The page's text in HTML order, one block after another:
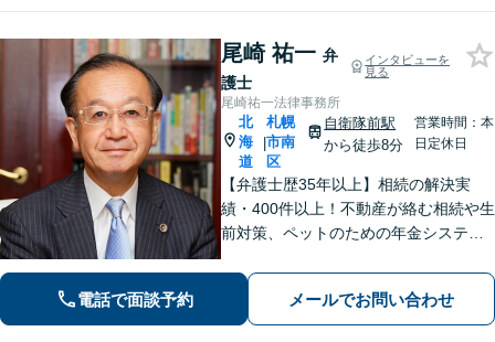
談対応】
尾崎 祐一 弁
護士
インタビューを
見る
尾崎祐一法律事務所
北
海
道
|
札幌
市南
区
自衛隊前駅
から徒歩8分
営業時間：本
日定休日
【弁護士歴35年以上】相続の解決実
績・400件以上！不動産が絡む相続や生
前対策、ペットのための年金システム
金・刑事事件・不動産トラブルなど幅
広く対応。依頼者の背景に潜む原因を
しっかり把握することを心がけていま
電話で面談予約 メールでお問い合わせ